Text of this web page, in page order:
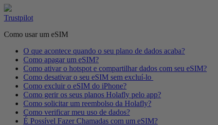
Trustpilot
Como usar um eSIM
O que acontece quando o seu plano de dados acaba?
Como apagar um eSIM?
Como ativar o hotspot e compartilhar dados com seu eSIM?
Como desativar o seu eSIM sem excluí-lo
Como excluir o eSIM do iPhone?
Como gerir os seus planos Holafly pelo app?
Como solicitar um reembolso da Holafly?
Como verificar meu uso de dados?
É Possível Fazer Chamadas com um eSIM?